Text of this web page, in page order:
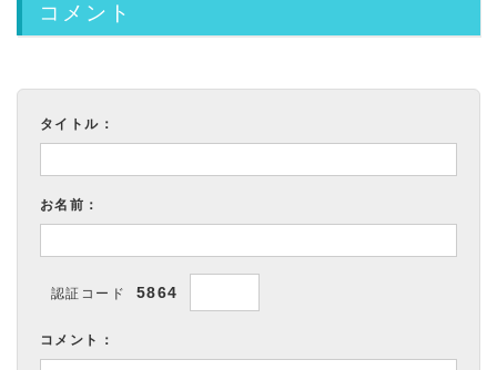
コメント
タイトル：
お名前：
認証コード 5864
コメント：